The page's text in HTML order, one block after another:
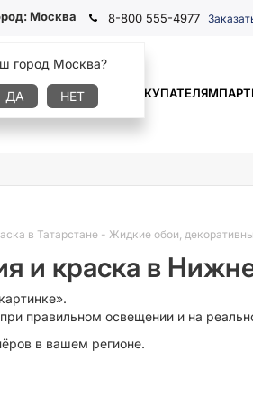
Москва
город Москва?
ДА НЕТ
8-800 555-4977
ИНФОРМАЦИЯ ПОКУПАТЕЛЯМ
в Татарстане - Жидкие обои,
и краска в
правильном освещении и на
в вашем регионе.